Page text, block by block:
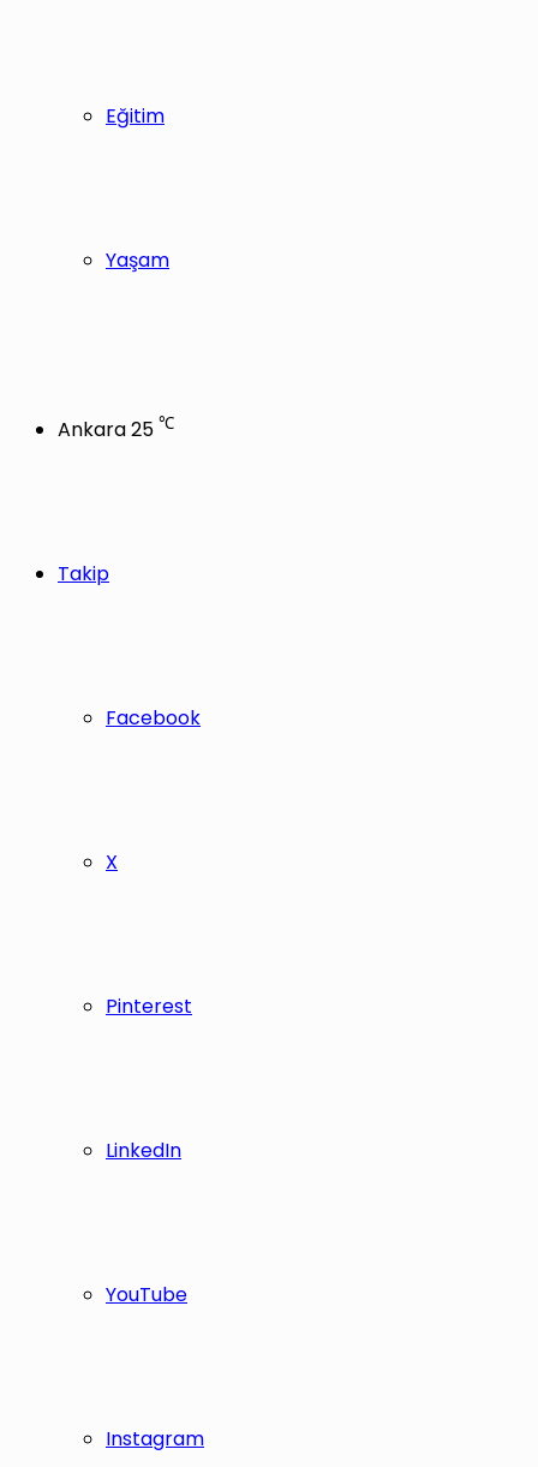
Eğitim
Yaşam
Ankara25 ℃
Takip
Facebook
X
Pinterest
LinkedIn
YouTube
Instagram